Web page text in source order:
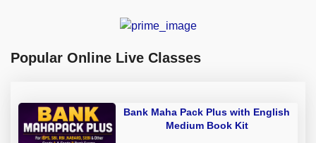
Popular Online Live Classes
Bank Maha Pack Plus with English
Medium Book Kit